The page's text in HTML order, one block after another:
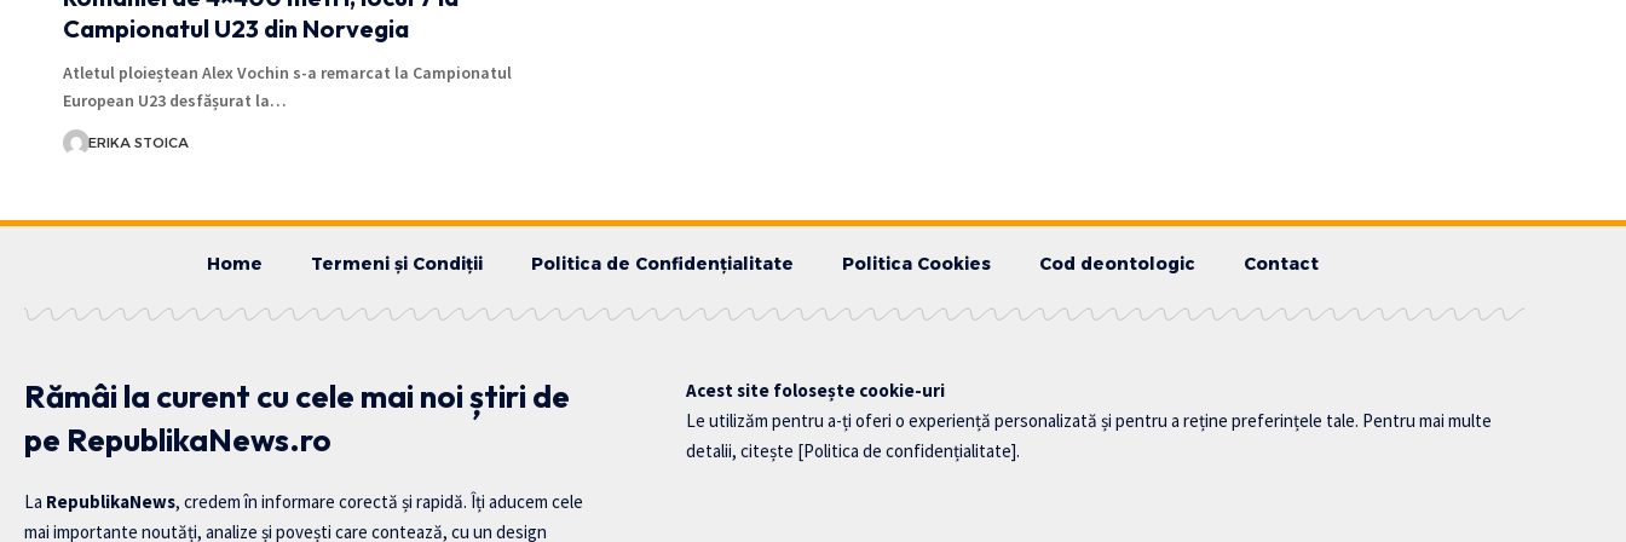
Campionatul U23 din Norvegia
Atletul ploieștean Alex Vochin s-a remarcat la Campionatul
European U23 desfășurat la…
ERIKA STOICA
Home Termeni și Condiții Politica de Confidențialitate Politica Cookies Cod deontologic Contact
Rămâi la curent cu cele mai noi știri de
pe RepublikaNews.ro
La RepublikaNews, credem în informare corectă și rapidă. Îți aducem cele
mai importante noutăți, analize și povești care contează, cu un design
Acest site folosește cookie-uri
Le utilizăm pentru a-ți oferi o experiență personalizată și pentru a reține preferințele tale. Pentru mai multe
detalii, citește [Politica de confidențialitate].